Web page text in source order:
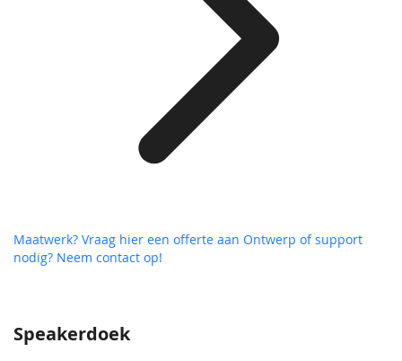
Speakerdoek
Maatwerk? Vraag hier een offerte aan Ontwerp of support
nodig? Neem contact op!